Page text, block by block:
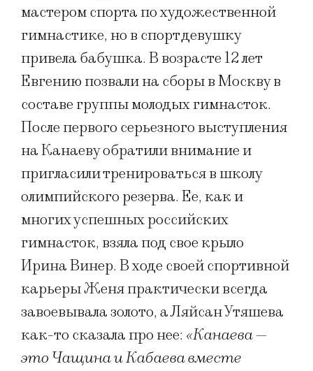
мастером спорта по художественной
гимнастике, но в спорт девушку
привела бабушка. В возрасте 12 лет
Евгению позвали на сборы в Москву в
составе группы молодых гимнасток.
После первого серьезного выступления
на Канаеву обратили внимание и
пригласили тренироваться в школу
олимпийского резерва. Ее, как и
многих успешных российских
гимнасток, взяла под свое крыло
Ирина Винер. В ходе своей спортивной
карьеры Женя практически всегда
завоевывала золото, а Ляйсан Утяшева
как-то сказала про нее: «Канаева —
это Чащина и Кабаева вместе